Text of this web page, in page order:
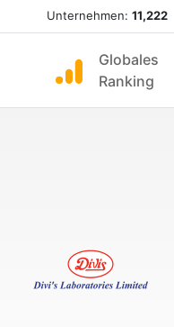
Unternehmen: 11,222
Globales
Ranking